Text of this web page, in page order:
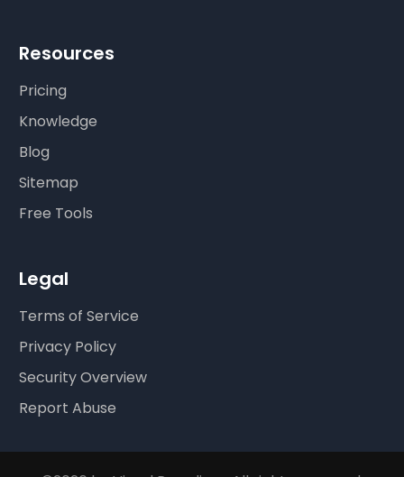
Resources
Pricing
Knowledge
Blog
Sitemap
Free Tools
Legal
Terms of Service
Privacy Policy
Security Overview
Report Abuse